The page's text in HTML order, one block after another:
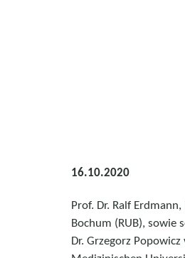
16.10.2020
Prof. Dr. Ralf
Bochum (RUB), sowie
Dr. Grzegorz